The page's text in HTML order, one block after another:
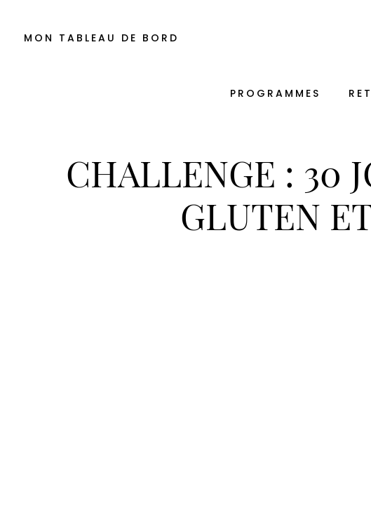
MON TABLEAU DE BORD
PROGRAMMES
CHALLENGE : 30
GLUTEN